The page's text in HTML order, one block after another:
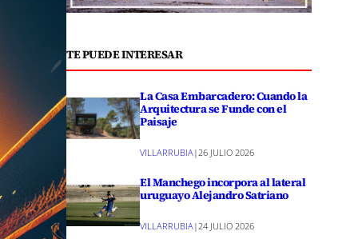
TE PUEDE INTERESAR
La Casa Embarcadero: Cuando la
Arquitectura se Funde con el
Paisaje
VILLARRUBIA | 26 JULIO 2026
El Manchego incorpora al lateral
uruguayo Alejandro Satriano
VILLARRUBIA|24 JULIO 2026